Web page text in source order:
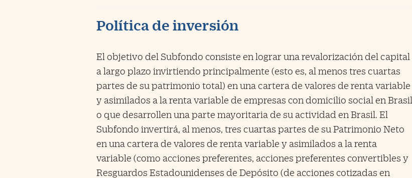
Política de inversión
El objetivo del Subfondo consiste en lograr una revalorización del capital
a largo plazo invirtiendo principalmente (esto es, al menos tres cuartas
partes de su patrimonio total) en una cartera de valores de renta variable
y asimilados a la renta variable de empresas con domicilio social en Brasil
o que desarrollen una parte mayoritaria de su actividad en Brasil. El
Subfondo invertirá, al menos, tres cuartas partes de su Patrimonio Neto
en una cartera de valores de renta variable y asimilados a la renta
variable (como acciones preferentes, acciones preferentes convertibles y
Resguardos Estadounidenses de Depósito (de acciones cotizadas en